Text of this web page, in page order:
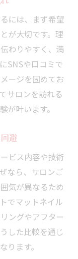
には、まず希望
が大切です。理
わりやすく、満
SNSや口コミで
ージを固めてお
サロンを訪れる
が叶います。
避
ビス内容や技術
なら、サロンご
気が異なるため
でマットネイル
ングやアフター
した比較を通じ
ります。